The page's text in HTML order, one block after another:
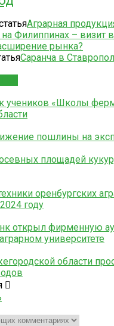
Аграрная
на Филиппинах – визит
рынка?
Саранча в
учеников «Школы
пошлины на
площадей
оренбургских
году
открыл фирменную
университете
области